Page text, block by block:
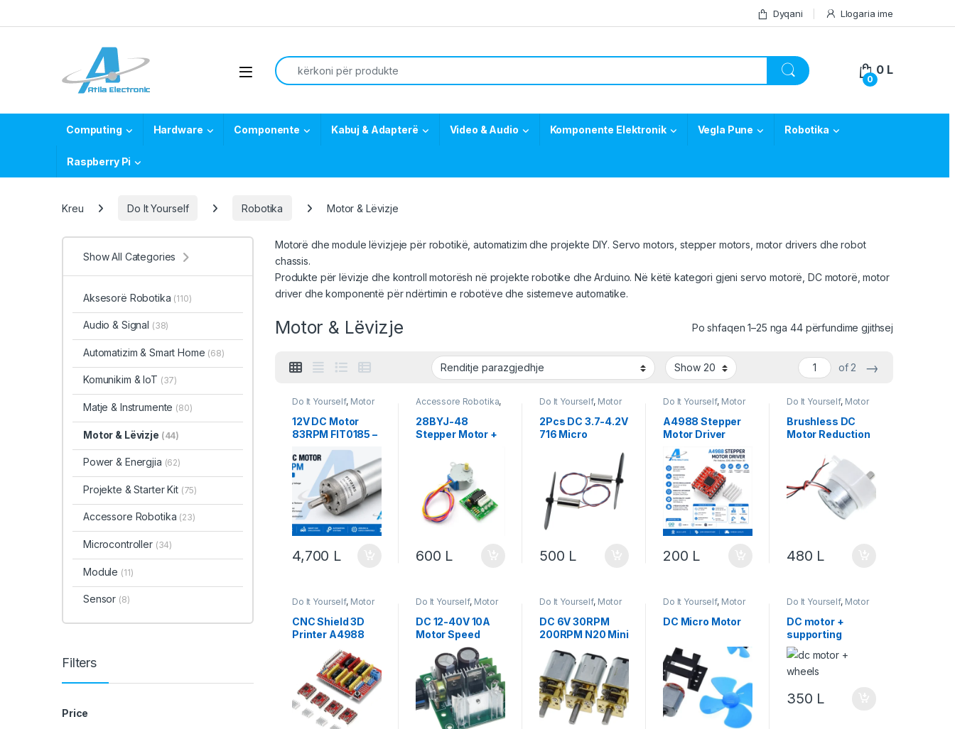
Dyqani Llogaria ime
Open
Search for:
0
0 L
Computing Hardware Componente Kabuj & Adapterë Video & Audio Komponente Elektronik Vegla Pune Robotika
Raspberry Pi
Kreu Do It Yourself Robotika Motor & Lëvizje
Motorë dhe module lëvizjeje për robotikë, automatizim dhe projekte DIY. Servo motors, stepper motors, motor drivers dhe robot
chassis.
Produkte për lëvizje dhe kontroll motorësh në projekte robotike dhe Arduino. Në këtë kategori gjeni servo motorë, DC motorë, motor
driver dhe komponentë për ndërtimin e robotëve dhe sistemeve automatike.
Motor & Lëvizje Po shfaqen 1–25 nga 44 përfundime gjithsej
of 2 →
Do It Yourself, Motor
12V DC Motor
83RPM FIT0185 –
Robotikë
4,700 L
Accessore Robotika,
Module,
Motor &
Lëvizje, Robotika
28BYJ-48
Stepper Motor +
600 L
Do It Yourself, Motor
2Pcs DC 3.7-4.2V
716 Micro
Propeller Set
500 L
Do It Yourself, Motor
A4988 Stepper
Motor Driver
200 L
Do It Yourself, Motor
Brushless DC
Motor Reduction
480 L
Do It Yourself, Motor
CNC Shield 3D
Printer A4988
Do It Yourself, Motor
DC 12-40V 10A
Motor Speed
Controller
Do It Yourself, Motor
DC 6V 30RPM
200RPM N20 Mini
Micro Metal Gear
Motor with
Gearwheel DC
Motors
Do It Yourself, Motor
DC Micro Motor
Do It Yourself, Motor
Starter Kit,Robotika
DC motor +
supporting
wheels
350 L
Show All Categories
Aksesorë Robotika (110)
Audio & Signal (38)
Automatizim & Smart Home (68)
Komunikim & IoT (37)
Matje & Instrumente (80)
Motor & Lëvizje (44)
Power & Energjia (62)
Projekte & Starter Kit (75)
Accessore Robotika (23)
Microcontroller (34)
Module (11)
Sensor (8)
Filters
Price